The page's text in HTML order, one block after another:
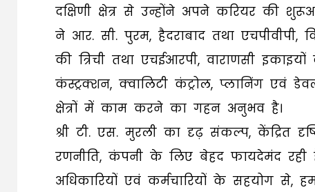
दक्षिणी क्षेत्र से उन्होंने अपने करियर की
ने आर. सी. पुरम, हैदराबाद तथा एचपीवीपी,
की त्रिची तथा एचईआरपी, वाराणसी
कंस्ट्रक्शन, क्वालिटी कंट्रोल, प्लानिंग एवं
क्षेत्रों में काम करने का गहन अनुभव है।
श्री टी. एस. मुरली का दृढ़ संकल्प, केंद्रित
रणनीति, कंपनी के लिए बेहद फायदेमंद
अधिकारियों एवं कर्मचारियों के सहयोग